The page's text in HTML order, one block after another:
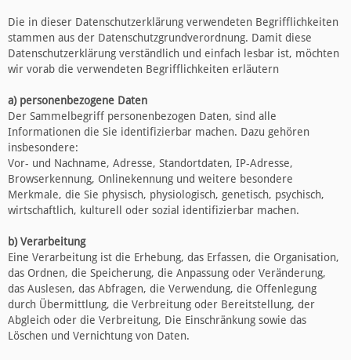
Die in dieser Datenschutzerklärung verwendeten Begrifflichkeiten
stammen aus der Datenschutzgrundverordnung. Damit diese
Datenschutzerklärung verständlich und einfach lesbar ist, möchten
wir vorab die verwendeten Begrifflichkeiten erläutern
a) personenbezogene Daten
Der Sammelbegriff personenbezogen Daten, sind alle
Informationen die Sie identifizierbar machen. Dazu gehören
insbesondere:
Vor- und Nachname, Adresse, Standortdaten, IP-Adresse,
Browserkennung, Onlinekennung und weitere besondere
Merkmale, die Sie physisch, physiologisch, genetisch, psychisch,
wirtschaftlich, kulturell oder sozial identifizierbar machen.
b) Verarbeitung
Eine Verarbeitung ist die Erhebung, das Erfassen, die Organisation,
das Ordnen, die Speicherung, die Anpassung oder Veränderung,
das Auslesen, das Abfragen, die Verwendung, die Offenlegung
durch Übermittlung, die Verbreitung oder Bereitstellung, der
Abgleich oder die Verbreitung, Die Einschränkung sowie das
Löschen und Vernichtung von Daten.